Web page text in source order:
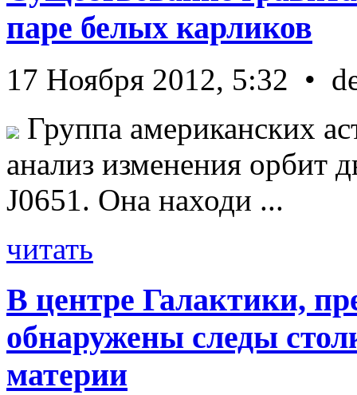
паре белых карликов
17 Ноября 2012, 5:32 •
Группа американских
анализ изменения орбит
J0651. Она находи ...
читать
В центре Галактики,
обнаружены следы
материи